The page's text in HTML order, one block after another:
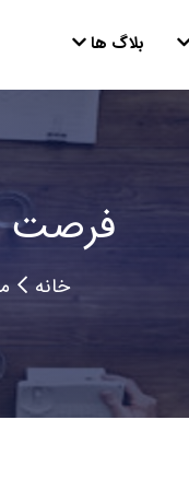
بلاگ ها
فرصت
خانه